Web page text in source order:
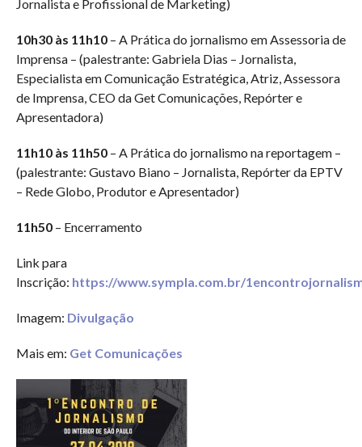
Jornalista e Profissional de Marketing)
10h30 às 11h10– A Prática do jornalismo em Assessoria de
Imprensa – (palestrante: Gabriela Dias – Jornalista,
Especialista em Comunicação Estratégica, Atriz, Assessora
de Imprensa, CEO da Get Comunicações, Repórter e
Apresentadora)
11h10 às 11h50– A Prática do jornalismo na reportagem –
(palestrante: Gustavo Biano – Jornalista, Repórter da EPTV
– Rede Globo, Produtor e Apresentador)
11h50– Encerramento
Link para
Inscrição: https://www.sympla.com.br/
Imagem: Divulgação
Mais em: Get Comunicações